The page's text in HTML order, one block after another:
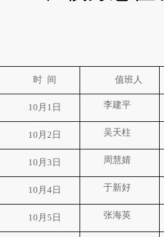
时 间 值班人
10月 1 日 李建平
10月 2 日 吴天柱
10月 3 日 周慧婧
10月 4日 于新好
10月 5 日 张海英